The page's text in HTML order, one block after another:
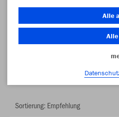
Herzlich Willkommen!!
Alle